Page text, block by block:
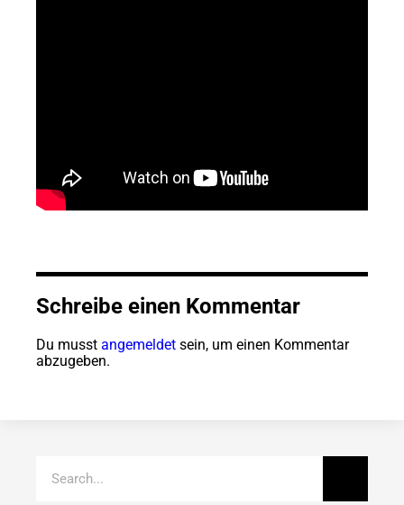
Schreibe einen Kommentar
Du musst angemeldet sein, um einen Kommentar
abzugeben.